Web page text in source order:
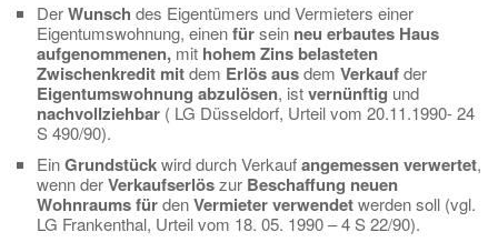
DerWunsch des Eigentümers und Vermieters einer
Eigentumswohnung, einenfürsein neu erbautes Haus
aufgenommenen, mit hohem Zins belasteten
Zwischenkredit mitdem Erlös ausdem Verkaufder
Eigentumswohnung abzulösen, istvernünftig und
nachvollziehbar ( LG Düsseldorf, Urteil vom 20.11.1990- 24
S 490/90).
EinGrundstückwird durch Verkaufangemessen verwertet,
wenn derVerkaufserlöszur Beschaffung neuen
Wohnraums fürdenVermieter verwendetwerden soll (vgl.
LG Frankenthal, Urteil vom 18. 05. 1990 – 4 S 22/90).